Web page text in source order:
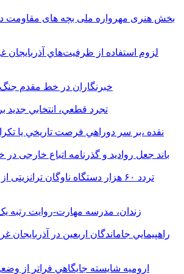
بخش هنری مهرواره ملی بچه های مقاومت در
لزوم استفاده از ظرفيت‌هاي آذربايجان
خبرنگاران در خط مقدم
تجرد قطعي، انتخابي جديد
نقده ،بر سر دوراهي فرصت تاريخي يا
باند جعل روادید و گذرنامه اتباع خارجی
تردد ۶۰ هزار دستگاه ناوگان
زندان، مدرسه مهارت-روايت رتبه
راهپيمايي جاماندگان اربعين در
اروميه شايسته جايگاهي فراتر از